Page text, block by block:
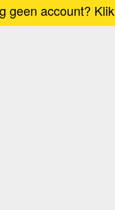
geen account?